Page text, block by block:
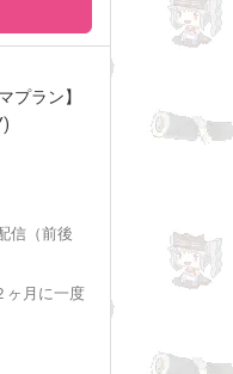
プラン】
信（前後
ヶ月に一度